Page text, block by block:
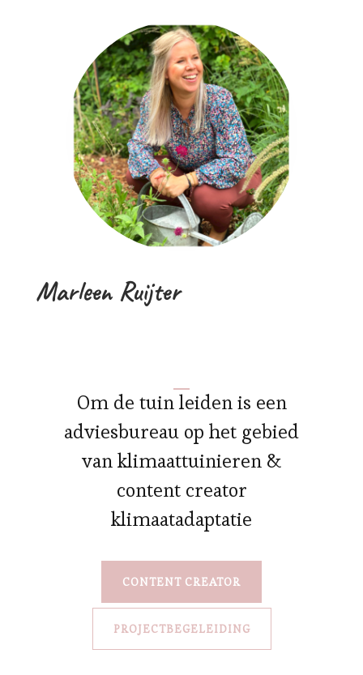
Marleen Ruijter
Om de tuin leiden is een
adviesbureau op het gebied
van klimaattuinieren &
content creator
klimaatadaptatie
CONTENT CREATOR
PROJECTBEGELEIDING